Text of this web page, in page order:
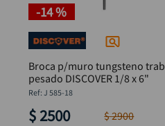
-14 %
Broca p/muro tungsteno trab
pesado DISCOVER 1/8 x 6"
: J 585-18
$ 2500 $2900